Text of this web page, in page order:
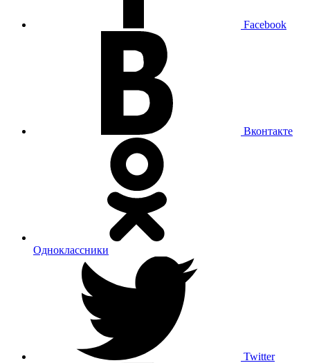
Facebook
Вконтакте
Одноклассники
Twitter